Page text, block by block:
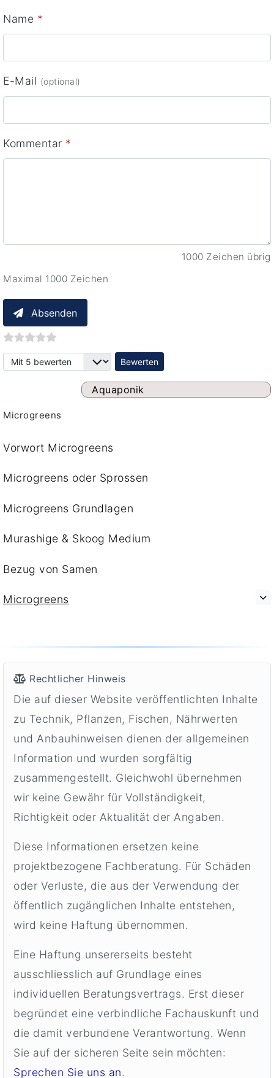
Name *
E-Mail (optional)
Kommentar *
1000 Zeichen übrig
Maximal 1000 Zeichen
Absenden
Bitte bewerten
Aquaponik
Microgreens
Vorwort Microgreens
Microgreens oder Sprossen
Microgreens Grundlagen
Murashige & Skoog Medium
Bezug von Samen
Microgreens
Rechtlicher Hinweis
Die auf dieser Website veröffentlichten Inhalte
zu Technik, Pflanzen, Fischen, Nährwerten
und Anbauhinweisen dienen der allgemeinen
Information und wurden sorgfältig
zusammengestellt. Gleichwohl übernehmen
wir keine Gewähr für Vollständigkeit,
Richtigkeit oder Aktualität der Angaben.
Diese Informationen ersetzen keine
projektbezogene Fachberatung. Für Schäden
oder Verluste, die aus der Verwendung der
öffentlich zugänglichen Inhalte entstehen,
wird keine Haftung übernommen.
Eine Haftung unsererseits besteht
ausschliesslich auf Grundlage eines
individuellen Beratungsvertrags. Erst dieser
begründet eine verbindliche Fachauskunft und
die damit verbundene Verantwortung. Wenn
Sie auf der sicheren Seite sein möchten:
Sprechen Sie uns an.